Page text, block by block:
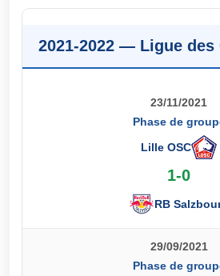
2021-2022 — Ligue des
23/11/2021
Phase de
Lille OSC
1-0
RB
29/09/2021
Phase de